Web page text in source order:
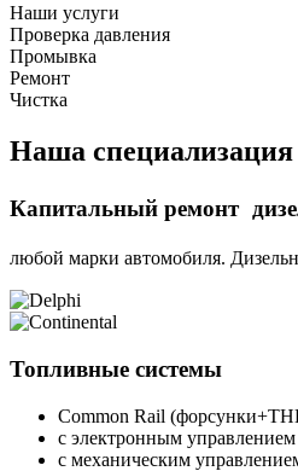
Наши услуги
Проверка давления
Промывка
Ремонт
Чистка
Наша специализация
Капитальный ремонт
любой марки автомобиля.
Топливные системы
Common Rail
с электронным
с механическим